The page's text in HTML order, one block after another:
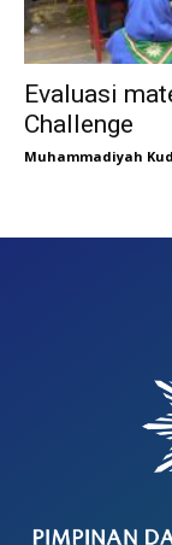
Evaluasi
Challenge
Muhammadiyah